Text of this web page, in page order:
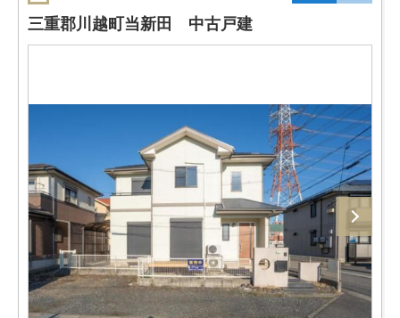
三重郡川越町当新田 中古戸建